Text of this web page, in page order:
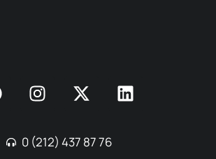
0 (212) 437 87 76